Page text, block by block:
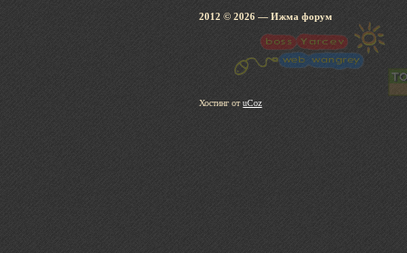
2012 © 2026 — Ижма
Хостинг отuCoz